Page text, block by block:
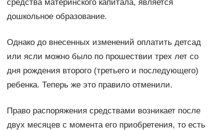
средства материнского капитала, является
дошкольное образование.
Однако до внесенных изменений оплатить детсад
или ясли можно было по прошествии трех лет со
дня рождения второго (третьего и последующего)
ребенка. Теперь же это правило отменили.
Право распоряжения средствами возникает после
двух месяцев с момента его приобретения, то есть